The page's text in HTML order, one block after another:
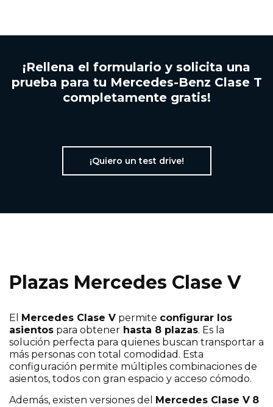
¡Rellena el formulario y solicita una
prueba para tu Mercedes-Benz Clase T
completamente gratis!
¡Quiero un test drive!
Plazas Mercedes Clase V
El Mercedes Clase V permite configurar los
asientos para obtener hasta 8 plazas. Es la
solución perfecta para quienes buscan transportar a
más personas con total comodidad. Esta
configuración permite múltiples combinaciones de
asientos, todos con gran espacio y acceso cómodo.
Además, existen versiones del Mercedes Clase V 8